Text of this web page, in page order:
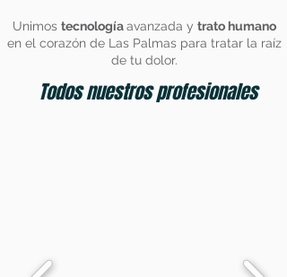
Unimos tecnologíaavanzada y trato humano
en el corazón de Las Palmas para tratar la raíz
de tu dolor.
Todos nuestros profesionales